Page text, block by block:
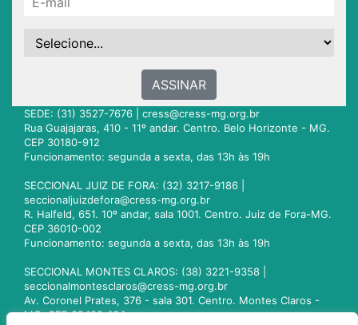
ASSINAR
SEDE: (31) 3527-7676 | cress@cress-mg.org.br
Rua Guajajaras, 410 - 11º andar. Centro. Belo Horizonte - MG.
CEP 30180-912
Funcionamento: segunda a sexta, das 13h às 19h
SECCIONAL JUIZ DE FORA: (32) 3217-9186 |
seccionaljuizdefora@cress-mg.org.br
R. Halfeld, 651. 10º andar, sala 1001. Centro. Juiz de Fora-MG.
CEP 36010-002
Funcionamento: segunda a sexta, das 13h às 19h
SECCIONAL MONTES CLAROS: (38) 3221-9358 |
seccionalmontesclaros@cress-mg.org.br
Av. Coronel Prates, 376 - sala 301. Centro. Montes Claros -
MG. CEP 39400-104